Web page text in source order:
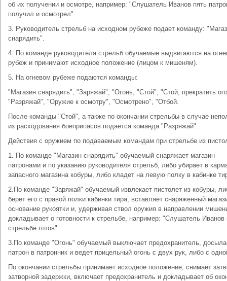
об их получении и осмотре, например: "Слушатель Иванов пять
получил и осмотрел".
3. Руководитель стрельб на исходном рубеже подает команду:
снарядить".
4. По команде руководителя стрельб обучаемые выдвигаются на
рубеж и принимают исходное положение (лицом к мишеням).
5. На огневом рубеже подаются команды:
"Магазин снарядить", "Заряжай", "Огонь, "Стой", "Стой, прекратить
"Разряжай", "Оружие к осмотру", "Осмотрено", "Отбой.
После команды "Стой", а также по окончании стрельбы в случае
из расходования боеприпасов подается команда "Разряжай".
Действия с оружием по подаваемым командам при стрельбе из
1. По команде "Магазин снарядить" обучаемый снаряжает магазин
патронами и по указанию руководителя стрельб, либо убирает в
запасного магазина кобуры, либо кладет на левую полку в кабинке
2.По команде "Заряжай" обучаемый извлекает пистолет из кобуры,
берет его с правой полки кабинки тира, вставляет снаряженный
основание рукоятки и, удерживая ствол оружия в направлении
докладывает о готовности к стрельбе, например: "Слушатель Иванов
стрельбе готов".
3.По команде "Огонь" обучаемый выключает предохранитель,
патрон в патронник и ведет прицельный огонь с двух рук, либо с
По окончании стрельбы принимает исходное положение, снимает
затворной задержки, включает предохранитель и докладывает об